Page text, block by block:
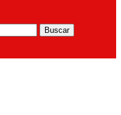
Buscar